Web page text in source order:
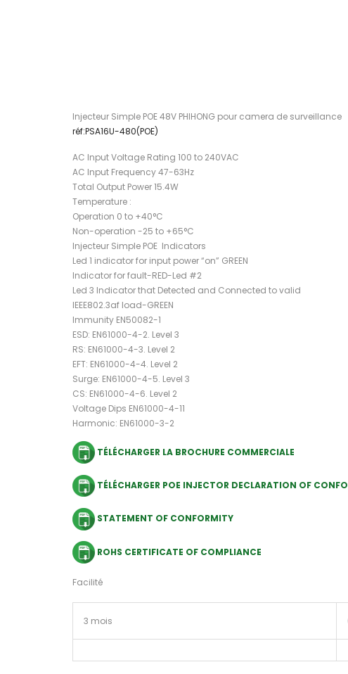
Injecteur Simple POE 48V PHIHONG pour camera de surveillance
réf:PSA16U-480(POE)
AC Input Voltage Rating 100 to 240VAC
AC Input Frequency 47-63Hz
Total Output Power 15.4W
Temperature :
Operation 0 to +40°C
Non-operation -25 to +65°C
Injecteur Simple POE Indicators
Led 1 indicator for input power “on” GREEN
Indicator for fault-RED-Led #2
Led 3 Indicator that Detected and Connected to valid
IEEE802.3af load-GREEN
Immunity EN50082-1
ESD: EN61000-4-2. Level 3
RS: EN61000-4-3. Level 2
EFT: EN61000-4-4. Level 2
Surge: EN61000-4-5. Level 3
CS: EN61000-4-6. Level 2
Voltage Dips EN61000-4-11
Harmonic: EN61000-3-2
TÉLÉCHARGER LA BROCHURE COMMERCIALE
TÉLÉCHARGER POE INJECTOR DECLARATION OF
STATEMENT OF CONFORMITY
ROHS CERTIFICATE OF COMPLIANCE
Facilité
3 mois